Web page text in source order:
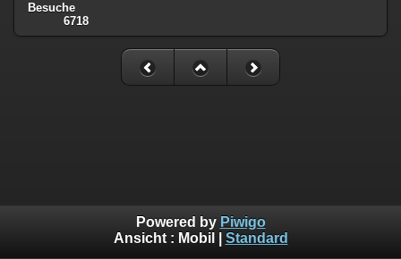
Besuche
6718
Powered by Piwigo
Ansicht : Mobil Standard